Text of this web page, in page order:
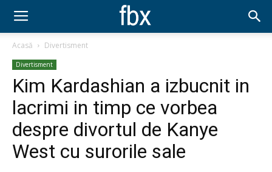
Acasă Divertisment
Divertisment
Kim Kardashian a izbucnit in
lacrimi in timp ce vorbea
despre divortul de Kanye
West cu surorile sale